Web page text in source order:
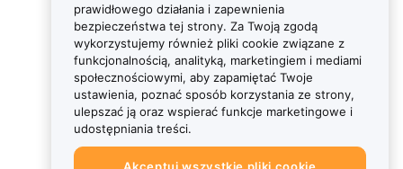
prawidłowego działania i zapewnienia
bezpieczeństwa tej strony. Za Twoją zgodą
wykorzystujemy również pliki cookie związane z
funkcjonalnością, analityką, marketingiem i mediami
społecznościowymi, aby zapamiętać Twoje
ustawienia, poznać sposób korzystania ze strony,
ulepszać ją oraz wspierać funkcje marketingowe i
udostępniania treści.